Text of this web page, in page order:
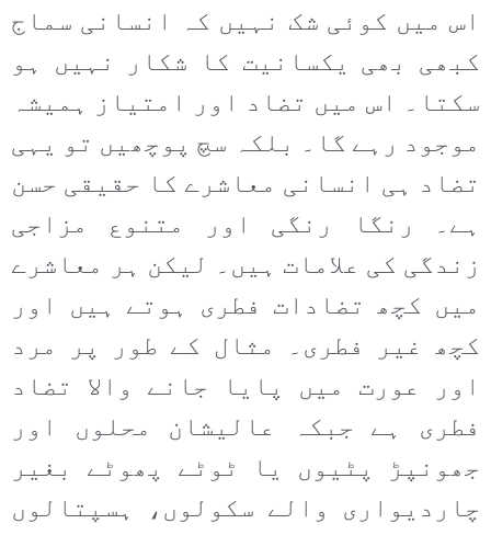
اس میں کوئی شک نہیں کہ انسانی سماج
کبھی بھی یکسانیت کا شکار نہیں ہو
سکتا۔ اس میں تضاد اور امتیاز ہمیشہ
موجود رہے گا۔ بلکہ سچ پوچھیں تو یہی
تضاد ہی انسانی معاشرے کا حقیقی حسن
ہے۔ رنگا رنگی اور متنوع مزاجی
زندگی کی علامات ہیں۔ لیکن ہر معاشرے
میں کچھ تضادات فطری ہوتے ہیں اور
کچھ غیر فطری۔ مثال کے طور پر مرد
اور عورت میں پایا جانے والا تضاد
فطری ہے جبکہ عالیشان محلوں اور
جھونپڑ پٹیوں یا ٹوٹے پھوٹے بغیر
چاردیواری والے سکولوں، ہسپتالوں